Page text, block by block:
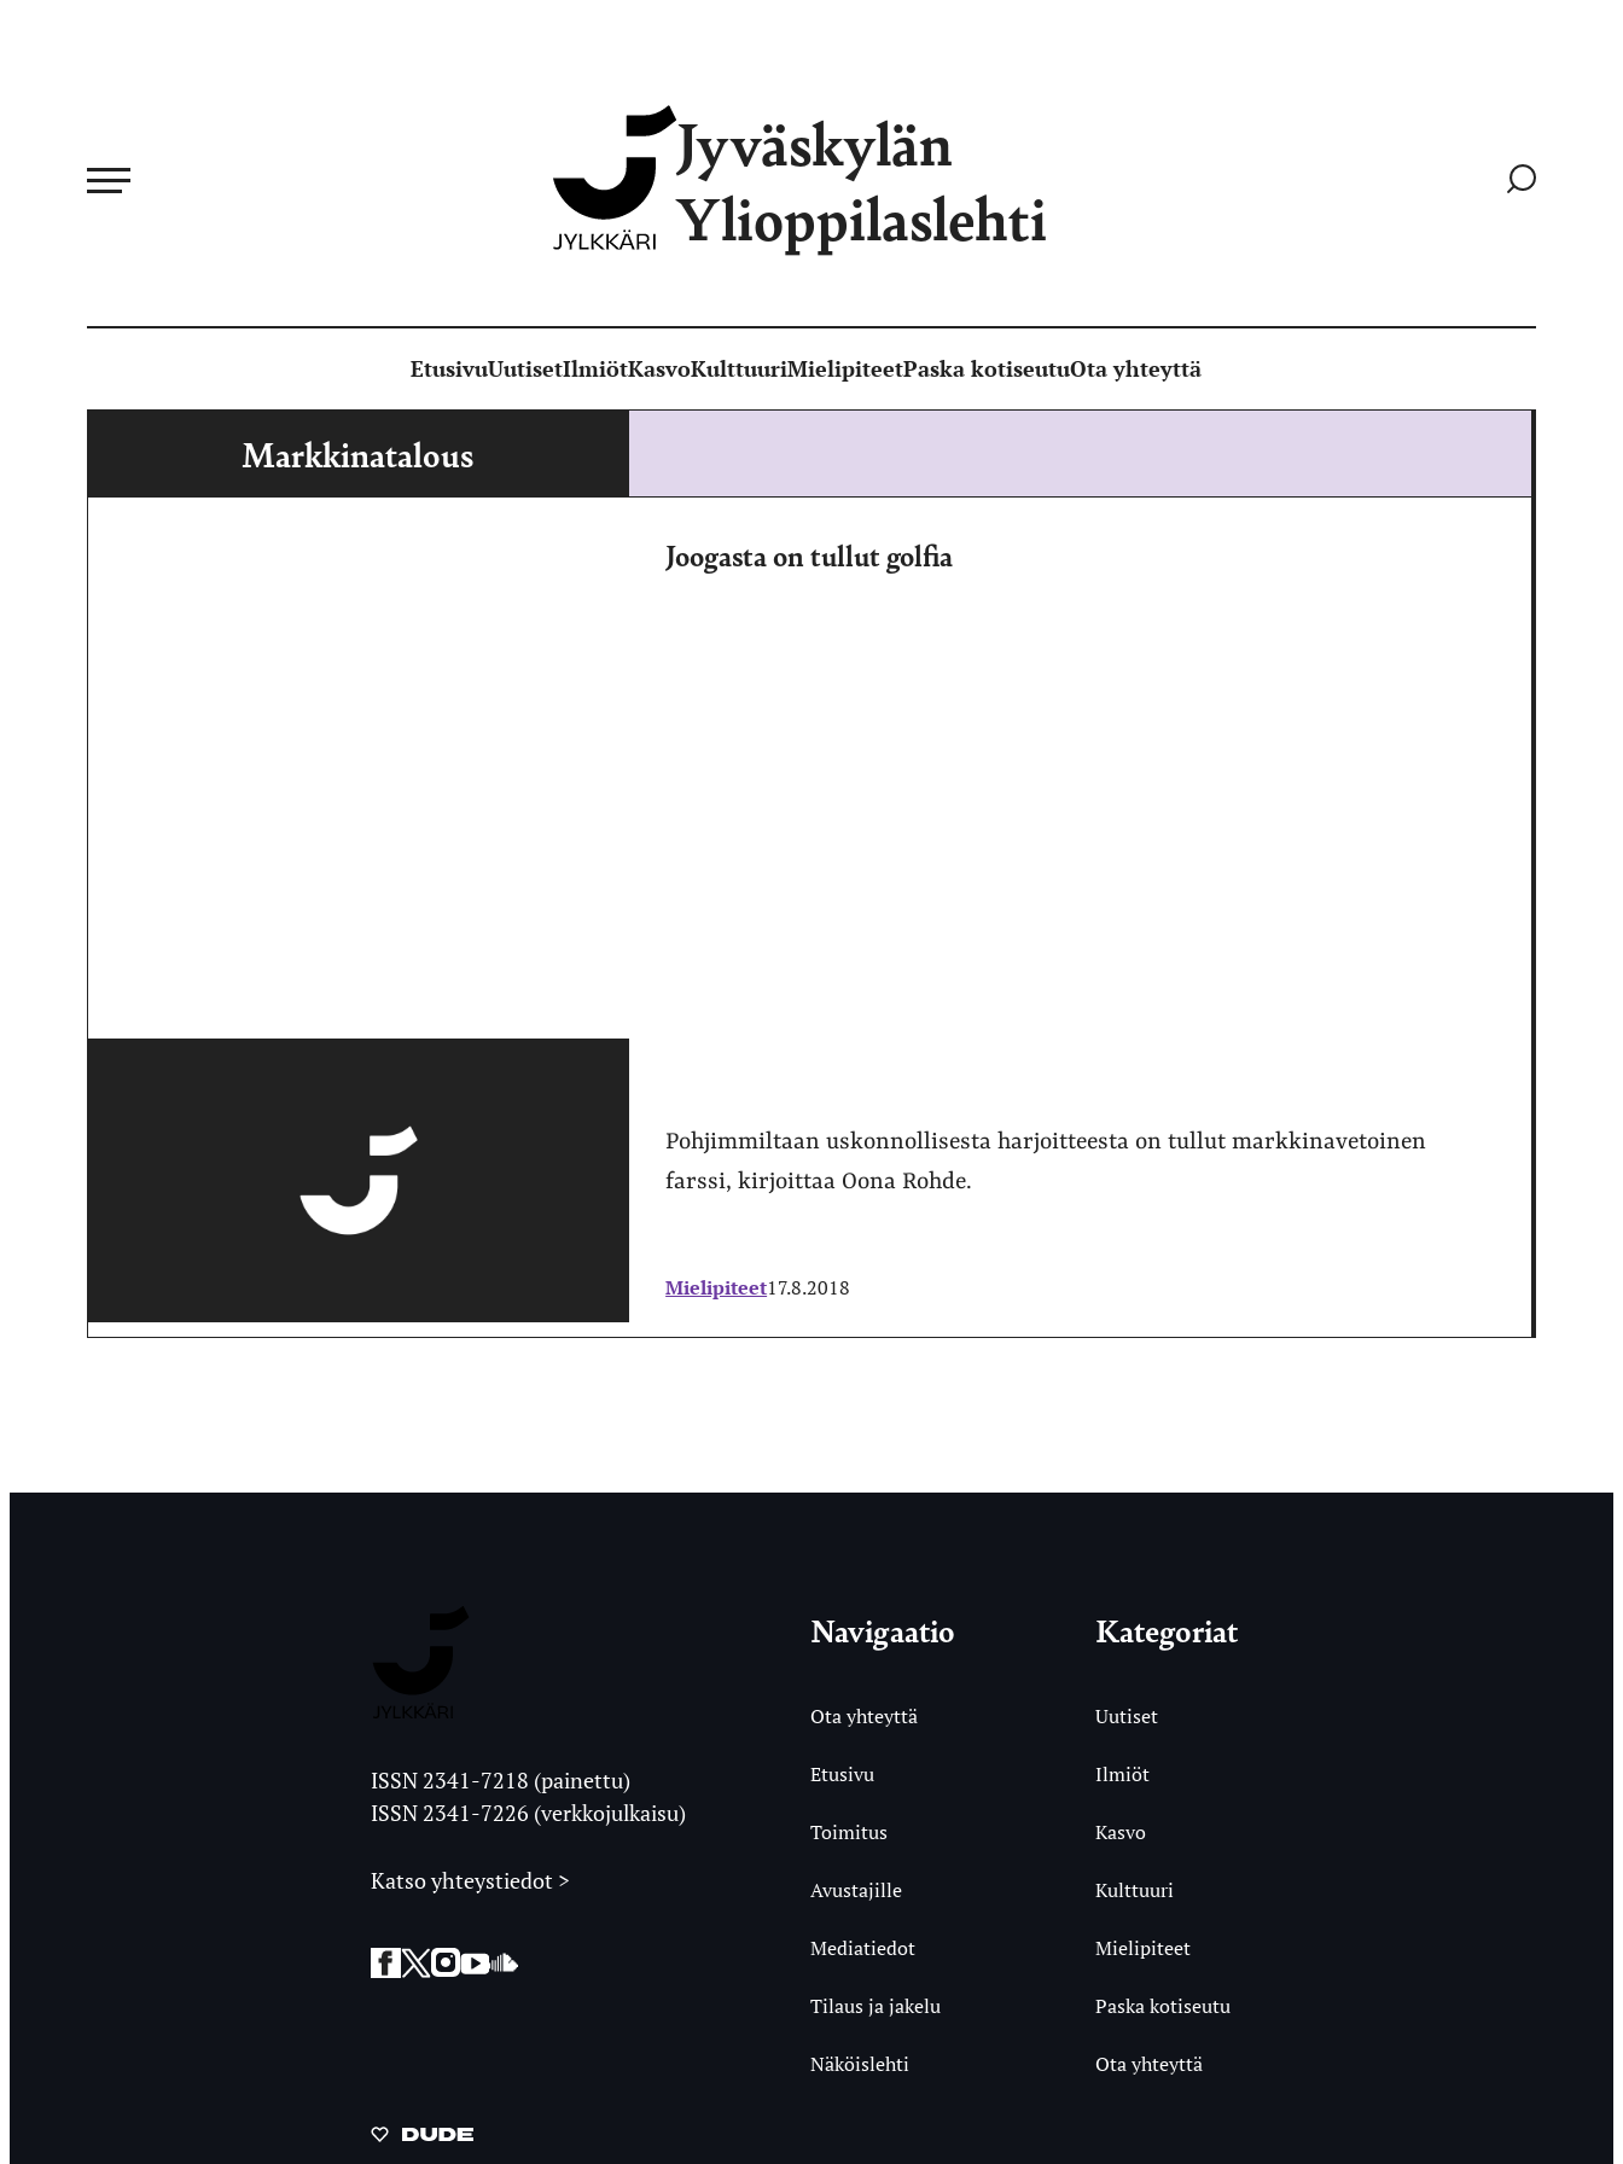
Jyväskylän
Ylioppilaslehti
Siirry
EtusivuUutisetIlmiötKasvoKulttuuriMielipiteetPaska kotiseutuOta yhteyttä
Markkinatalous
Joogasta on tullut golfia
Pohjimmiltaan uskonnollisesta harjoitteesta on tullut markkinavetoinen
farssi, kirjoittaa Oona Rohde.
Mielipiteet17.8.2018
Ylioppilaslehti
ISSN 2341-7218 (painettu)
ISSN 2341-7226 (verkkojulkaisu)
Katso yhteystiedot >
Facebook
Twitter
Instagram
YouTubeSoundCloud
Navigaatio
Ota yhteyttä
Etusivu
Toimitus
Avustajille
Mediatiedot
Tilaus ja jakelu
Näköislehti
Kategoriat
Uutiset
Ilmiöt
Kasvo
Kulttuuri
Mielipiteet
Paska kotiseutu
Ota yhteyttä